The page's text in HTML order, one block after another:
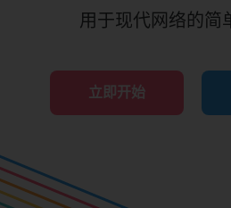
用于现代网络的简
立即开始